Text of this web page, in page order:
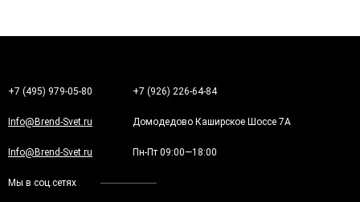
+7 (495) 979-05-80 +7 (926) 226-64-84
Info@Brend-Svet.ru Домодедово Каширское Шоссе 7А
Info@Brend-Svet.ru Пн-Пт 09:00—18:00
Мы в соц.сетях